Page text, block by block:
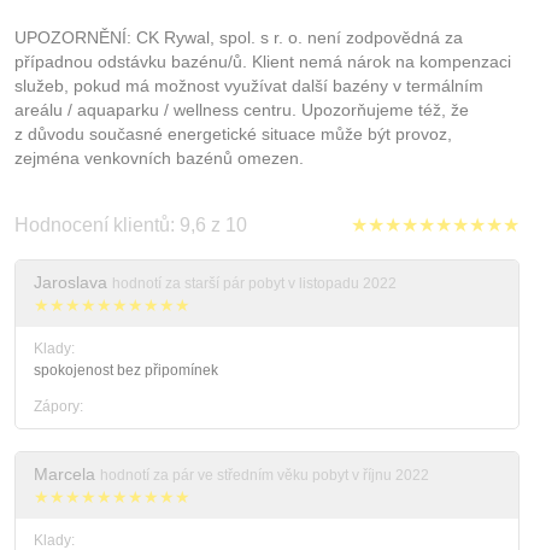
UPOZORNĚNÍ: CK Rywal, spol. s r. o. není zodpovědná za
případnou odstávku bazénu/ů. Klient nemá nárok na kompenzaci
služeb, pokud má možnost využívat další bazény v termálním
areálu / aquaparku / wellness centru. Upozorňujeme též, že
z důvodu současné energetické situace může být provoz,
zejména venkovních bazénů omezen.
Hodnocení klientů: 9,6 z 10 ★★★★★★★★★★
Jaroslava hodnotí za starší pár pobyt v listopadu 2022
★★★★★★★★★★
Klady:
spokojenost bez připomínek
Zápory:
Marcela hodnotí za pár ve středním věku pobyt v říjnu 2022
★★★★★★★★★★
Klady: